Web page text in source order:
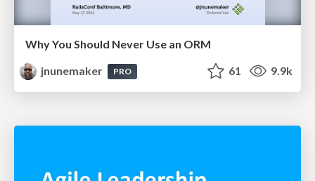
Why You Should Never Use an ORM
jnunemaker
PRO 61 9.9k